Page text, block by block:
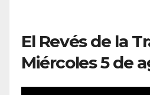
El Revés de la
Miércoles 5 de